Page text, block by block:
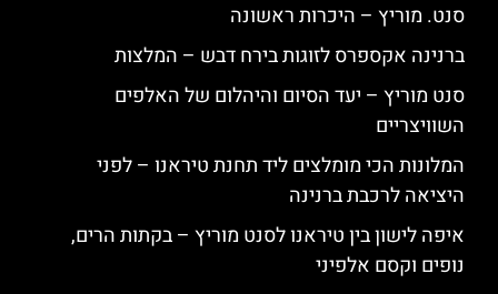
סנט. מוריץ – היכרות ראשונה
ברנינה אקספרס לזוגות בירח דבש – המלצות
סנט מוריץ – יעד הסיום והיהלום של האלפים
השוויצריים
המלונות הכי מומלצים ליד תחנת טיראנו – לפני
היציאה לרכבת ברנינה
איפה לישון בין טיראנו לסנט מוריץ – בקתות הרים,
נופים וקסם אלפיני